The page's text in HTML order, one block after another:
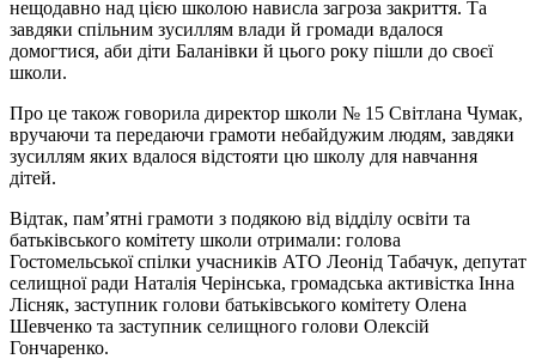
нещодавно над цією школою нависла загроза закриття. Та
завдяки спільним зусиллям влади й громади вдалося
домогтися, аби діти Баланівки й цього року пішли до своєї
школи.
Про це також говорила директор школи № 15 Світлана Чумак,
вручаючи та передаючи грамоти небайдужим людям, завдяки
зусиллям яких вдалося відстояти цю школу для навчання
дітей.
Відтак, пам’ятні грамоти з подякою від відділу освіти та
батьківського комітету школи отримали: голова
Гостомельської спілки учасників АТО Леонід Табачук, депутат
селищної ради Наталія Черінська, громадська активістка Інна
Лісняк, заступник голови батьківського комітету Олена
Шевченко та заступник селищного голови Олексій
Гончаренко.